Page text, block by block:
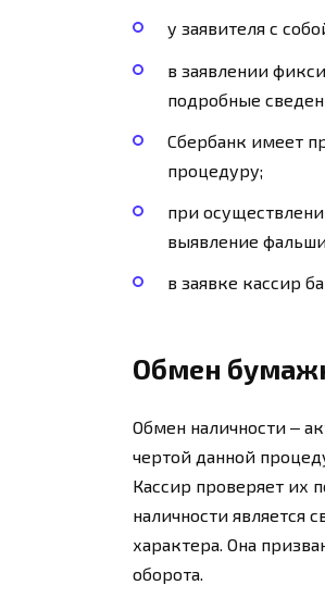
у заявителя с
в заявлении
подробные
Сбербанк имеет
процедуру;
при
выявление
в заявке кассир
Обмен
Обмен наличности ‒
чертой данной
Кассир проверяет их
наличности является
характера. Она
оборота.